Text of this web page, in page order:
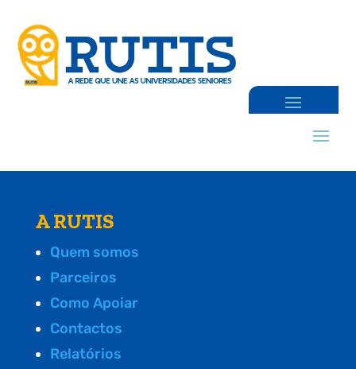
A RUTIS
Quem somos
Parceiros
Como Apoiar
Contactos
Relatórios